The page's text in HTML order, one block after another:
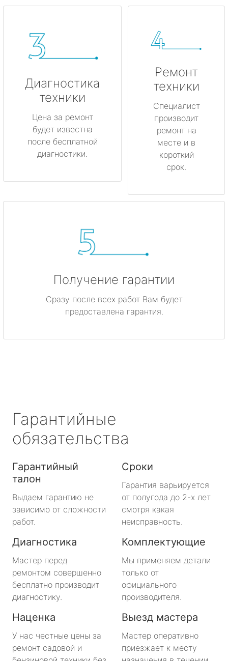
Диагностика
техники
Цена за ремонт
будет известна
после бесплатной
диагностики.
Ремонт
техники
Специалист
производит
ремонт на
месте и в
короткий
срок.
Получение гарантии
Сразу после всех работ Вам будет
предоставлена гарантия.
Гарантийные
обязательства
Гарантийный
талон
Выдаем гарантию не
зависимо от сложности
работ.
Сроки
Гарантия варьируется
от полугода до 2-х лет
смотря какая
неисправность.
Диагностика
Мастер перед
ремонтом совершенно
бесплатно производит
диагностику.
Комплектующие
Мы применяем детали
только от
официального
производителя.
Наценка
У нас честные цены за
ремонт садовой и
Выезд мастера
Мастер оперативно
приезжает к месту